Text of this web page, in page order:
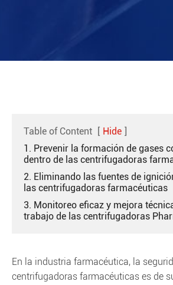
Table of Content [ Hide ]
1. Prevenir la formación de gases
dentro de las centrifugadoras
2. Eliminando las fuentes de
las centrifugadoras farmacéuticas
3. Monitoreo eficaz y mejora
trabajo de las centrifugadoras
En la industria farmacéutica, la
centrifugadoras farmacéuticas es de